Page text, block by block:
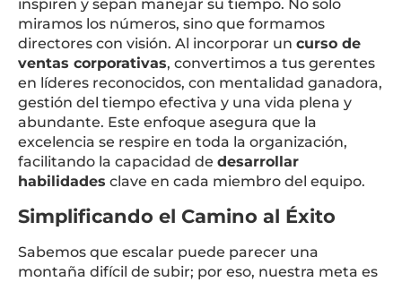
inspiren y sepan manejar su tiempo. No solo
miramos los números, sino que formamos
directores con visión. Al incorporar un curso de
ventas corporativas, convertimos a tus gerentes
en líderes reconocidos, con mentalidad ganadora,
gestión del tiempo efectiva y una vida plena y
abundante. Este enfoque asegura que la
excelencia se respire en toda la organización,
facilitando la capacidad de desarrollar
habilidades clave en cada miembro del equipo.
Simplificando el Camino al Éxito
Sabemos que escalar puede parecer una
montaña difícil de subir; por eso, nuestra meta es